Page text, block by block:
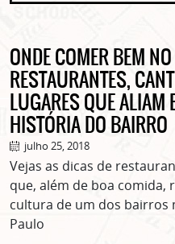
ONDE COMER BEM
RESTAURANTES,
LUGARES QUE ALIAM
HISTÓRIA DO BAIRRO
julho 25, 2018
Vejas as dicas de
que, além de boa
cultura de um dos bairros
Paulo